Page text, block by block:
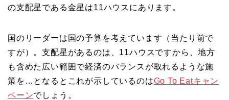
の支配星である金星は11ハウスにあります。
国のリーダーは国の予算を考えています（当たり前で
すが）。支配星があるのは、11ハウスですから、地方
も含めた広い範囲で経済のバランスが取れるような施
策を…となるとこれが示しているのはGo To Eatキャン
ペーンでしょう。